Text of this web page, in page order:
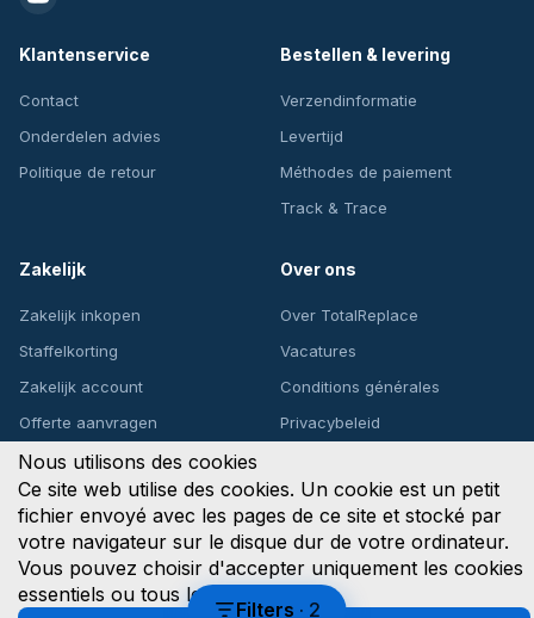
Filters · 2
Klantenservice
Contact
Onderdelen advies
Politique de retour
Bestellen & levering
Verzendinformatie
Levertijd
Méthodes de paiement
Track & Trace
Zakelijk
Zakelijk inkopen
Staffelkorting
Zakelijk account
Offerte aanvragen
Over ons
Over TotalReplace
Vacatures
Conditions générales
Privacybeleid
Upsite Solutions B.V.
Het Goorke 53, 4906 CZ Oosterhout, Nederland
KvK: 89764122 | BTW: NL853807826B01
WebwinkelKeur★★★★★8.8/10
VISA AMEX
Nous utilisons des cookies
Ce site web utilise des cookies. Un cookie est un petit
fichier envoyé avec les pages de ce site et stocké par
votre navigateur sur le disque dur de votre ordinateur.
Vous pouvez choisir d'accepter uniquement les cookies
essentiels ou tous les cookies.